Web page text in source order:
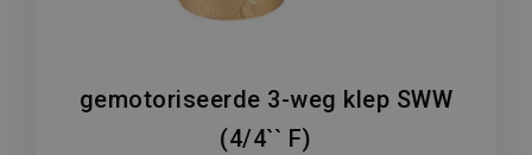
gemotoriseerde 3-weg klep SWW
(4/4`` F)